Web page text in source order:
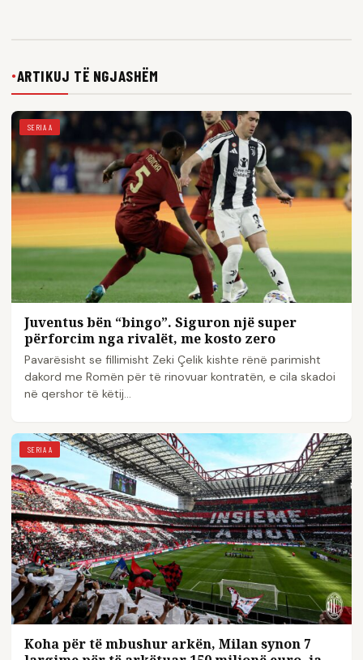
●ARTIKUJ TË NGJASHËM
SERIA A
Juventus bën “bingo”. Siguron një super
përforcim nga rivalët, me kosto zero
Pavarësisht se fillimisht Zeki Çelik kishte rënë parimisht
dakord me Romën për të rinovuar kontratën, e cila skadoi
në qershor të këtij…
SERIA A
Koha për të mbushur arkën, Milan synon 7